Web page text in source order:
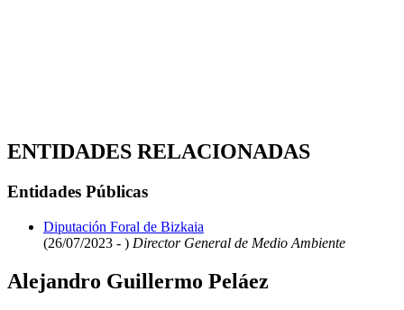
ENTIDADES RELACIONADAS
Entidades Públicas
Diputación Foral de Bizkaia
(26/07/2023 - ) Director General de Medio Ambiente
Alejandro Guillermo Peláez